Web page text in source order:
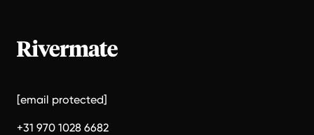
[email protected]
+31 970 1028 6682